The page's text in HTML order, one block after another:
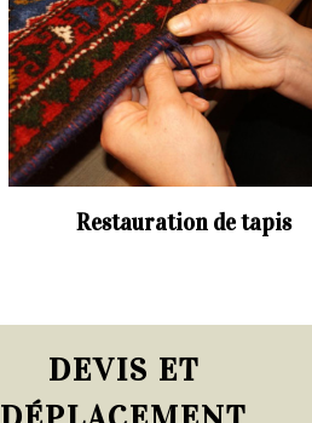
Restauration de tapis
DEVIS ET